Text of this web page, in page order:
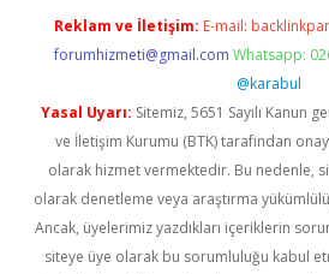
Reklam ve İletişim: E-mail:
forumhizmeti@gmail.com Whatsapp:
@karabul
Yasal Uyarı: Sitemiz, 5651 Sayılı Kanun
ve İletişim Kurumu (BTK) tarafından
olarak hizmet vermektedir. Bu nedenle,
olarak denetleme veya araştırma
Ancak, üyelerimiz yazdıkları içeriklerin
siteye üye olarak bu sorumluluğu kabul